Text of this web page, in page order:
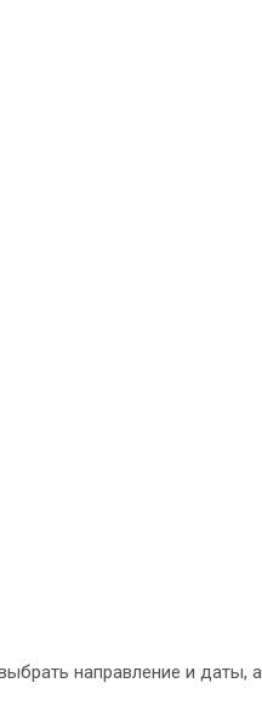
направление и даты, а